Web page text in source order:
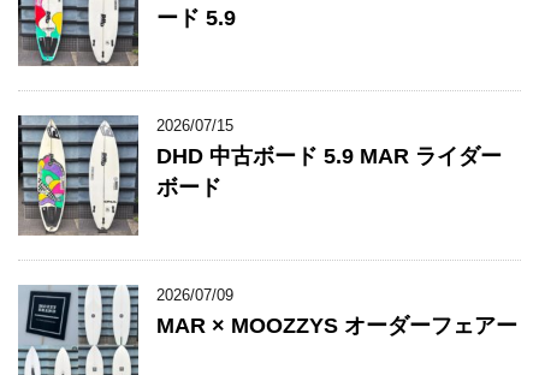
ード 5.9
2026/07/15
DHD 中古ボード 5.9 MAR ライダー
ボード
2026/07/09
MAR × MOOZZYS オーダーフェアー